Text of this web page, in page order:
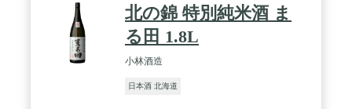
北の錦 特別純米酒 ま
る田 1.8L
小林酒造
日本酒 北海道